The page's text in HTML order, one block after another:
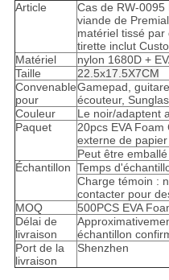
Article
Cas de RW-0095
viande de
matériel tissé
tirette inclut Custo
Matériel
nylon 1680D +
Taille
22.5x17.5X7CM
Convenable
pour
Gamepad,
écouteur,
Couleur
Le noir/adaptent
Paquet
20pcs EVA
externe de papier
Peut être
Échantillon Temps
Charge témoin :
contacter pour
MOQ
500PCS EVA
Délai de
livraison
échantillon
Port de la
livraison
Shenzhen